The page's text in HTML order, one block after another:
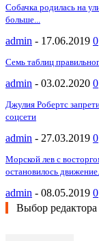
Собачка родилась на
больше...
admin - 17.06.2019 0
Семь таблиц
admin - 03.02.2020 0
Джулия Робертс
соцсети
admin - 27.03.2019 0
Морской лев с
остановилось
admin - 08.05.2019 0
Выбор редактора